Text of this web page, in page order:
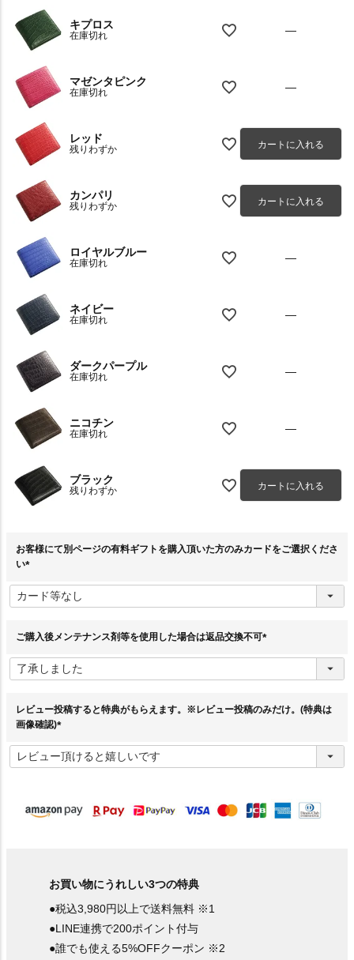
キプロス
在庫切れ —
マゼンタピンク
在庫切れ —
レッド
残りわずか カートに入れる
カンパリ
残りわずか カートに入れる
ロイヤルブルー
在庫切れ —
ネイビー
在庫切れ —
ダークパープル
在庫切れ —
ニコチン
在庫切れ —
ブラック
残りわずか カートに入れる
お客様にて別ページの有料ギフトを購入頂いた方のみカードをご選択くださ
い
必
須
ご購入後メンテナンス剤等を使用した場合は返品交換不可
須
レビュー投稿すると特典がもらえます。※レビュー投稿のみだけ。(特典は
画像確認)
必
須
お買い物にうれしい3つの特典
●税込3,980円以上で送料無料 ※1
●LINE連携で200ポイント付与
●誰でも使える5%OFFクーポン ※2